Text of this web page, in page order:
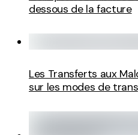
dessous de la facture
Les Transferts aux
sur les modes de